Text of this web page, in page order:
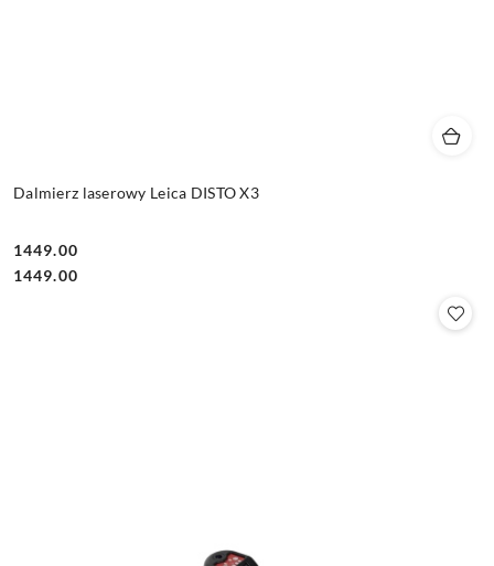
Dalmierz laserowy Leica DISTO X3
Cena:
1449.00
Cena:
1449.00